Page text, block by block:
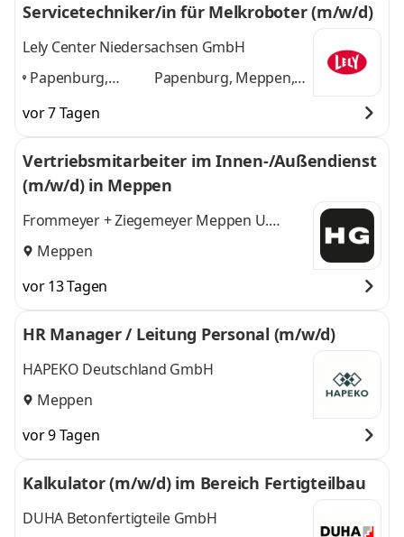
Servicetechniker/in für Melkroboter (m/w/d)
Lely Center Niedersachsen GmbH
Papenburg,
Friesoythe,
Rhauderfehn,
Papenburg, Meppen,
weitere
vor 7 Tagen
Vertriebsmitarbeiter im Innen-/Außendienst
(m/w/d) in Meppen
Frommeyer + Ziegemeyer Meppen U.
Tranel GmbH & Co. KG
Meppen
vor 13 Tagen
HR Manager / Leitung Personal (m/w/d)
HAPEKO Deutschland GmbH
Meppen
vor 9 Tagen
Kalkulator (m/w/d) im Bereich Fertigteilbau
DUHA Betonfertigteile GmbH